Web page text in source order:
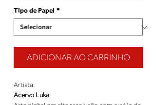
Tipo de Papel *
ADICIONAR AO CARRINHO
Artista:
Acervo Luka